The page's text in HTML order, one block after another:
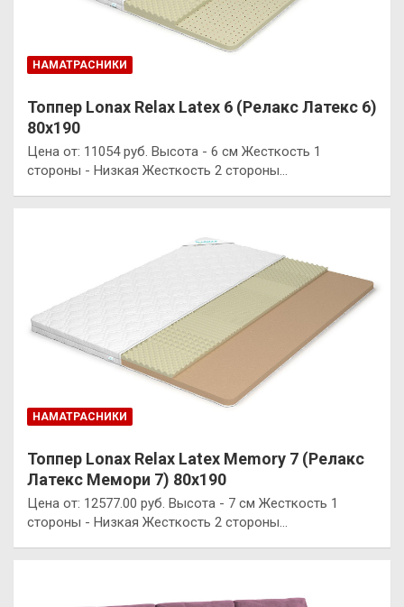
НАМАТРАСНИКИ
Топпер Lonax Relax Latex 6 (Релакс Латекс 6)
80х190
Цена от: 11054 руб. Высота - 6 см Жесткость 1
стороны - Низкая Жесткость 2 стороны…
НАМАТРАСНИКИ
Топпер Lonax Relax Latex Memory 7 (Релакс
Латекс Мемори 7) 80х190
Цена от: 12577.00 руб. Высота - 7 см Жесткость 1
стороны - Низкая Жесткость 2 стороны…